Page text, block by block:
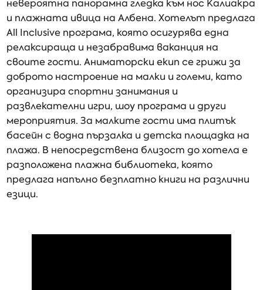
невероятна панорамна гледка към нос Калиакра
и плажната ивица на Албена. Хотелът предлага
All Inclusive програма, която осигурява една
релаксираща и незабравима ваканция на
своите гости. Аниматорски екип се грижи за
доброто настроение на малки и големи, като
организира спортни занимания и
развлекателни игри, шоу програма и други
мероприятия. За малките гости има плитък
басейн с водна пързалка и детска площадка на
плажа. В непосредствена близост до хотела е
разположена плажна библиотека, която
предлага напълно безплатно книги на различни
езици.